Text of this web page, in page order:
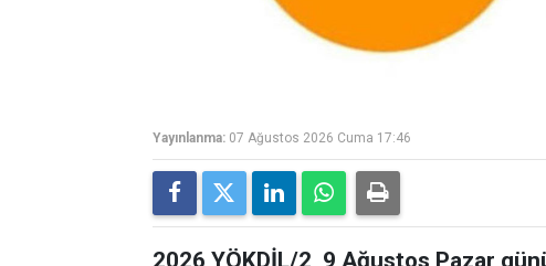
Yayınlanma: 07 Ağustos 2026 Cuma 17:46
2026 YÖKDİL/2, 9 Ağustos Pazar